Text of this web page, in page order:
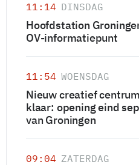
11:14 DINSDAG
Hoofdstation
OV-informatiepunt
11:54 WOENSDAG
Nieuw creatief
klaar: opening eind
van Groningen
09:04 ZATERDAG